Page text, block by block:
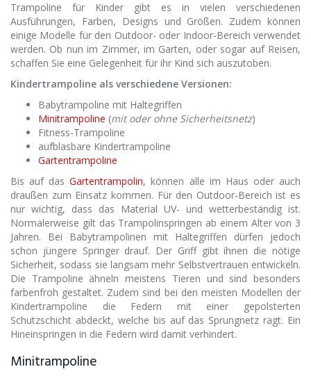
Trampoline für Kinder gibt es in vielen verschiedenen
Ausführungen, Farben, Designs und Größen. Zudem können
einige Modelle für den Outdoor- oder Indoor-Bereich verwendet
werden. Ob nun im Zimmer, im Garten, oder sogar auf Reisen,
schaffen Sie eine Gelegenheit für ihr Kind sich auszutoben.
Kindertrampoline als verschiedene Versionen:
Babytrampoline mit Haltegriffen
Minitrampoline (mit oder ohne Sicherheitsnetz)
Fitness-Trampoline
aufblasbare Kindertrampoline
Gartentrampoline
Bis auf dasGartentrampolin, können alle im Haus oder auch
draußen zum Einsatz kommen. Für den Outdoor-Bereich ist es
nur wichtig, dass das Material UV- und wetterbeständig ist.
Normalerweise gilt das Trampolinspringen ab einem Alter von 3
Jahren. Bei Babytrampolinen mit Haltegriffen dürfen jedoch
schon jüngere Springer drauf. Der Griff gibt ihnen die nötige
Sicherheit, sodass sie langsam mehr Selbstvertrauen entwickeln.
Die Trampoline ähneln meistens Tieren und sind besonders
farbenfroh gestaltet. Zudem sind bei den meisten Modellen der
Kindertrampoline die Federn mit einer gepolsterten
Schutzschicht abdeckt, welche bis auf das Sprungnetz ragt. Ein
Hineinspringen in die Federn wird damit verhindert.
Minitrampoline